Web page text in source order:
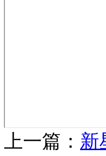
上一篇： 新